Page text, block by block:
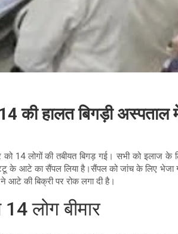
हालत बिगड़ी अस्पताल में
14 लोगों की तबीयत बिगड़ गई। सभी को इलाज
के आटे का सैंपल लिया है।सैंपल को जांच के लिए भेजा
की बिक्री पर रोक लगा दी है।
लोग बीमार